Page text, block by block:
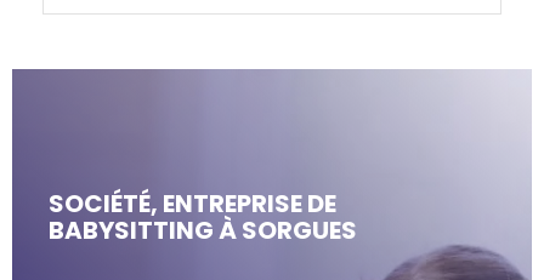
SOCIÉTÉ, ENTREPRISE DE
BABYSITTING À SORGUES